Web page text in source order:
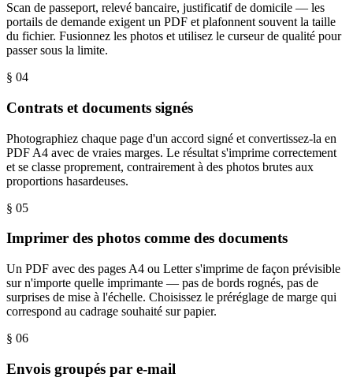
Scan de passeport, relevé bancaire, justificatif de domicile — les
portails de demande exigent un PDF et plafonnent souvent la taille
du fichier. Fusionnez les photos et utilisez le curseur de qualité pour
passer sous la limite.
§ 04
Contrats et documents signés
Photographiez chaque page d'un accord signé et convertissez-la en
PDF A4 avec de vraies marges. Le résultat s'imprime correctement
et se classe proprement, contrairement à des photos brutes aux
proportions hasardeuses.
§ 05
Imprimer des photos comme des documents
Un PDF avec des pages A4 ou Letter s'imprime de façon prévisible
sur n'importe quelle imprimante — pas de bords rognés, pas de
surprises de mise à l'échelle. Choisissez le préréglage de marge qui
correspond au cadrage souhaité sur papier.
§ 06
Envois groupés par e-mail